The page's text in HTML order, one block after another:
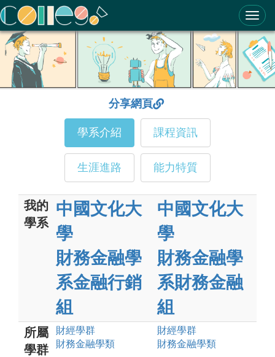
ColleGo! 大學選才與高中育才輔助系統
分享網頁
學系介紹 課程資訊
生涯進路 能力特質
我的
學系
中國文化大
學
財務金融學
系金融行銷
組
中國文化大
學
財務金融學
系財務金融
組
所屬
學群
財經學群
財務金融學類
財經學群
財務金融學類